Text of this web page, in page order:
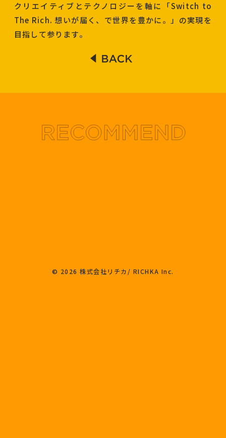
クリエイティブとテクノロジーを軸に「Switch to
The Rich. 想いが届く、で世界を豊かに。」の実現を
目指して参ります。
© 2026 株式会社リチカ/ RICHKA Inc.